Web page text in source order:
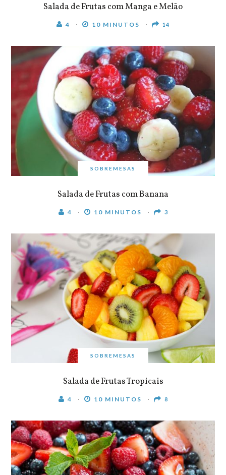
Salada de Frutas com Manga e Melão
4 10 MINUTOS 14
SOBREMESAS
Salada de Frutas com Banana
4 10 MINUTOS 3
SOBREMESAS
Salada de Frutas Tropicais
4 10 MINUTOS 8